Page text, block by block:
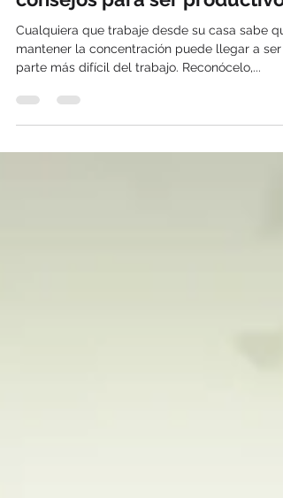
Trabajar desde casa: 10
consejos para ser productivos
Cualquiera que trabaje desde su casa sabe
parte más difícil del trabajo. Reconócelo,...